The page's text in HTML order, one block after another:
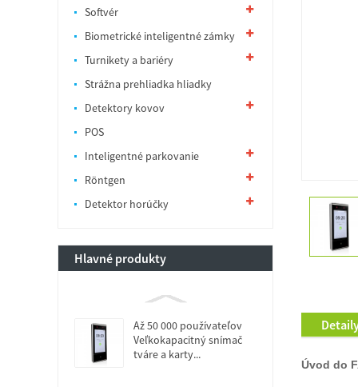
Softvér
Biometrické inteligentné zámky
Turnikety a bariéry
Strážna prehliadka hliadky
Detektory kovov
POS
Inteligentné parkovanie
Röntgen
Detektor horúčky
Hlavné produkty
Až 50 000 používateľov
Veľkokapacitný snímač
tváre a karty...
Úvod do